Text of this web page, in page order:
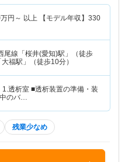
万円～ 以上 【モデル年収】 330
尾線「桜井(愛知)駅」（徒歩
福駅」（徒歩10分）
1.透析室 ■透析装置の準備・装
のバ…
残業少なめ